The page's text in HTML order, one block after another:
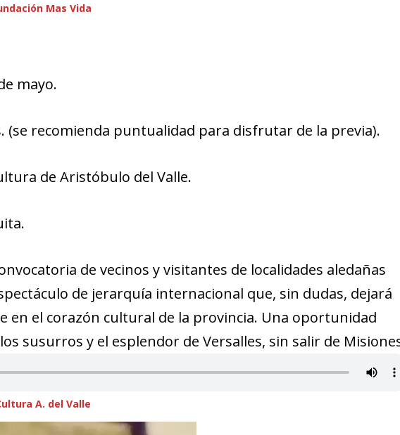
Mas Vida
mayo.
(se recomienda puntualidad para disfrutar de la previa).
de Aristóbulo del Valle.
de vecinos y visitantes de localidades aledañas
de jerarquía internacional que, sin dudas, dejará
en el corazón cultural de la provincia. Una oportunidad
susurros y el esplendor de Versalles, sin salir de
A. del Valle